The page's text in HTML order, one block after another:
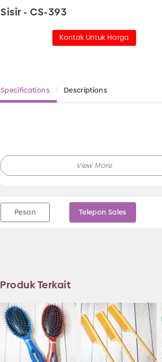
Sisir - CS-393
Kontak Untuk Harga
Specifications Descriptions
Pesan Telepon Sales
Produk Terkait